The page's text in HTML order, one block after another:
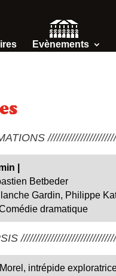
Evènements
Betbeder
Gardin, Philippe
dramatique
intrépide